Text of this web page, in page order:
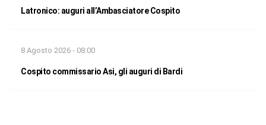
Latronico: auguri all’Ambasciatore Cospito
8 Agosto 2026 - 08:00
Cospito commissario Asi, gli auguri di Bardi